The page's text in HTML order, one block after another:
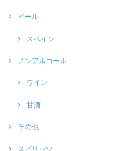
ビール
スペイン
ノンアルコール
ワイン
甘酒
その他
スピリッツ